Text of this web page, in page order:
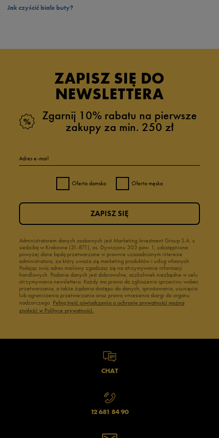
Jak czyścić białe buty?
ZAPISZ SIĘ DO
NEWSLETTERA
Zgarnij 10% rabatu na pierwsze
zakupy za min. 250 zł
Adres e-mail
Oferta damska Oferta męska
Administratorem danych osobowych jest Marketing Investment Group S.A. z
siedzibą w Krakowie (31-871), os. Dywizjonu 303 paw. 1, udostępnione
powyżej dane będą przetwarzane w prawnie uzasadnionym interesie
administratora, za który uważa się marketing produktów i usług własnych.
Podając swój adres mailowy zgadzasz się na otrzymywanie informacji
handlowych. Podanie danych jest dobrowolne, aczkolwiek niezbędne w celu
otrzymywania newslettera. Każdy ma prawo do zgłoszenia sprzeciwu wobec
przetwarzania, a także żądania dostępu do danych, sprostowania, usunięcia
lub ograniczenia przetwarzania oraz prawo wniesienia skargi do organu
nadzorczego. Pełną treść oświadczenia o ochronie prywatności można
znaleźć w Polityce prywatności.
ZAPISZ SIĘ
CHAT
12 681 84 90